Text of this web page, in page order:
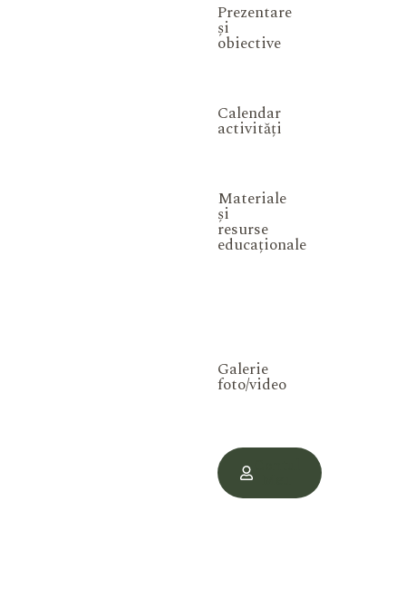
Prezentare
și
obiective
Calendar
activități
Materiale
și
resurse
educaționale
Galerie
foto/video